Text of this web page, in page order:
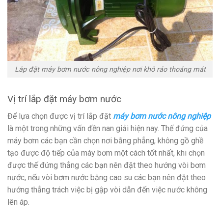
Lắp đặt máy bơm nước nông nghiệp nơi khô ráo thoáng mát
Vị trí lắp đặt máy bơm nước
Để lựa chọn được vị trí lắp đặt máy bơm nước nông nghiệp
là một trong những vấn đền nan giải hiện nay. Thế đứng của
máy bơm các bạn cần chọn nơi bằng phẳng, không gồ ghề
tạo được độ tiếp của máy bơm một cách tốt nhất, khi chọn
được thế đứng thẳng các bạn nên đặt theo hướng vòi bơm
nước, nếu vòi bơm nước bằng cao su các bạn nên đặt theo
hướng thẳng trách việc bị gập vòi dẫn đến việc nước không
lên áp.